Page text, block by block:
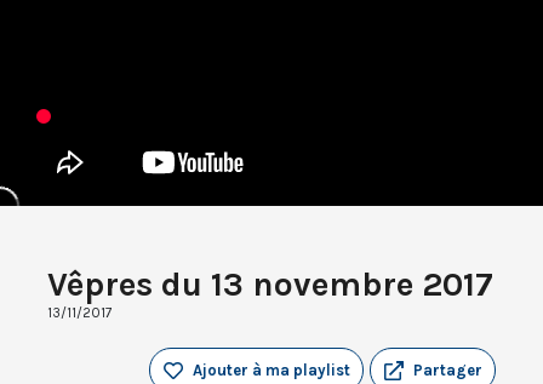
Vêpres du 13 novembre 2017
13/11/2017
Partager
Ajouter à ma playlist